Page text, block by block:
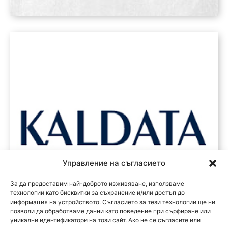
Управление на съгласието
За да предоставим най-доброто изживяване, използваме
технологии като бисквитки за съхранение и/или достъп до
информация на устройството. Съгласието за тези технологии ще ни
позволи да обработваме данни като поведение при сърфиране или
уникални идентификатори на този сайт. Ако не се съгласите или